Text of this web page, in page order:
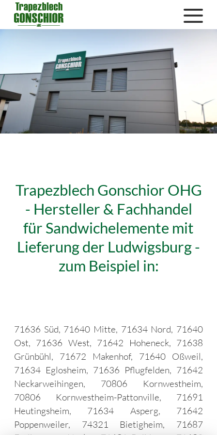
Trapezblech Gonschior OHG
- Hersteller & Fachhandel
für Sandwichelemente mit
Lieferung der Ludwigsburg -
zum Beispiel in:
71636 Süd, 71640 Mitte, 71634 Nord, 71640
Ost, 71636 West, 71642 Hoheneck, 71638
Grünbühl, 71672 Makenhof, 71640 Oßweil,
71634 Eglosheim, 71636 Pflugfelden, 71642
Neckarweihingen, 70806 Kornwestheim,
70806 Kornwestheim-Pattonville, 71691
Heutingsheim, 71634 Asperg, 71642
Poppenweiler, 74321 Bietigheim, 71687